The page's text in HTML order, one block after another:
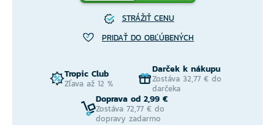
STRÁŽIŤ CENU
PRIDAŤ DO OBĽÚBENÝCH
Tropic Club
Zľava až 12 %
Darček k nákupu
Zostáva 32,77 € do
darčeka
Doprava od 2,99 €
Zostáva 72,77 € do
dopravy zadarmo